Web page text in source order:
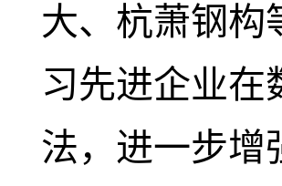
大、杭萧钢构
习先进企业在
法，进一步增